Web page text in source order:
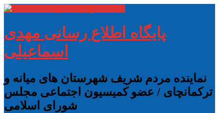
پایگاه اطلاع رسانی مهدی
اسماعیلی
نماینده مردم شریف شهرستان های میانه و
ترکمانچای / عضو کمیسیون اجتماعی مجلس
شورای اسلامی